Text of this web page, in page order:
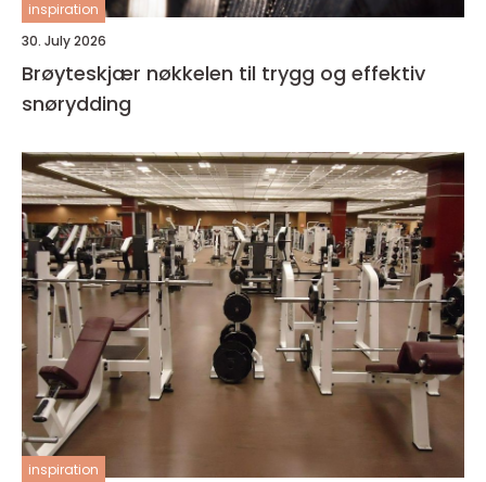
inspiration
30. July 2026
Brøyteskjær nøkkelen til trygg og effektiv
snørydding
inspiration